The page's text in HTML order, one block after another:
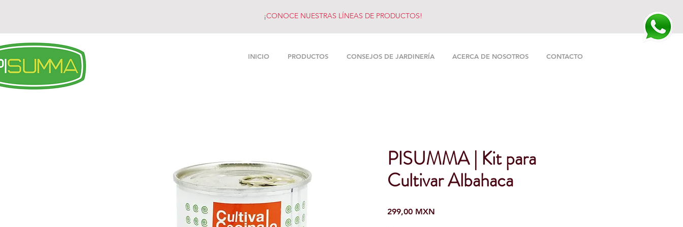
¡CONOCE NUESTRAS LÍNEAS DE PRODUCTOS!
INICIO PRODUCTOS CONSEJOS DE JARDINERÍA ACERCA DE NOSOTROS CONTACTO
PISUMMA | Kit para
Cultivar Albahaca
299,00 MXN